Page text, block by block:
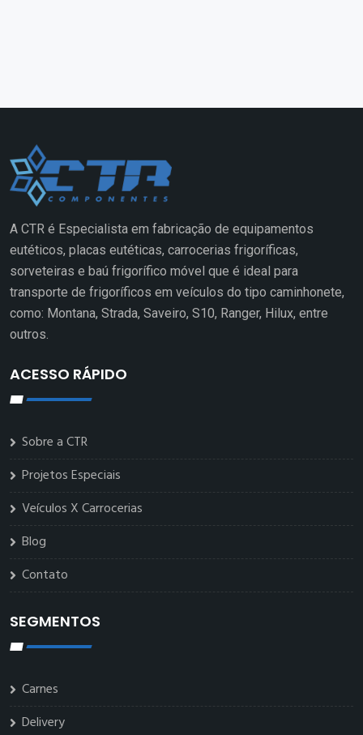
A CTR é Especialista em fabricação de equipamentos
eutéticos, placas eutéticas, carrocerias frigoríficas,
sorveteiras e baú frigorífico móvel que é ideal para
transporte de frigoríficos em veículos do tipo caminhonete,
como: Montana, Strada, Saveiro, S10, Ranger, Hilux, entre
outros.
ACESSO RÁPIDO
Sobre a CTR
Projetos Especiais
Veículos X Carrocerias
Blog
Contato
SEGMENTOS
Carnes
Delivery